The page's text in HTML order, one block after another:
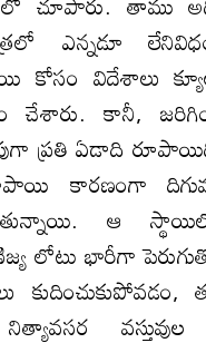
ఎన్నడూ
కోసం విదేశాలు
చేశారు. కానీ,
ఏడాది రూపాయిది
కారణంగా
ఆ స్థాయిలో
లోటు భారీగా